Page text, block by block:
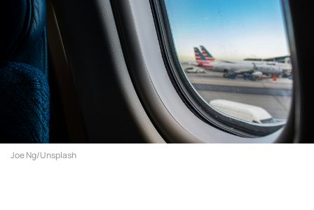
Joe Ng/Unsplash